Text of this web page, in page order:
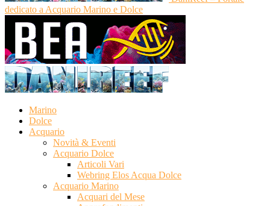
dedicato a Acquario Marino e Dolce
Marino
Dolce
Acquario
Novità & Eventi
Acquario Dolce
Articoli Vari
Webring Elos Acqua Dolce
Acquario Marino
Acquari del Mese